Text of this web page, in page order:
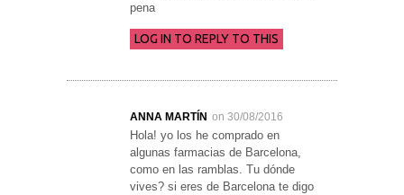
pena
LOG IN TO REPLY TO THIS
ANNA MARTÍN on 30/08/2016
Hola! yo los he comprado en
algunas farmacias de Barcelona,
como en las ramblas. Tu dónde
vives? si eres de Barcelona te digo